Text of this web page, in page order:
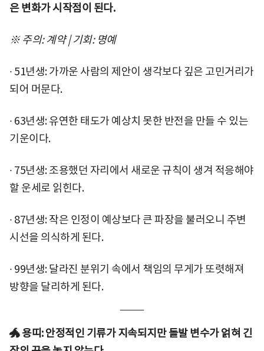
은 변화가 시작점이 된다.
※ 주의: 계약 | 기회: 명예
∙ 51년생: 가까운 사람의 제안이 생각보다 깊은 고민거리가
되어 머문다.
∙ 63년생: 유연한 태도가 예상치 못한 반전을 만들 수 있는
기운이다.
∙ 75년생: 조용했던 자리에서 새로운 규칙이 생겨 적응해야
할 운세로 읽힌다.
∙ 87년생: 작은 인정이 예상보다 큰 파장을 불러오니 주변
시선을 의식하게 된다.
∙ 99년생: 달라진 분위기 속에서 책임의 무게가 또렷해져
방향을 달리하게 된다.
🐲 용띠: 안정적인 기류가 지속되지만 돌발 변수가 얽혀 긴